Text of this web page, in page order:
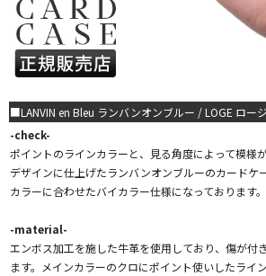
■LANVIN en Bleu ランバンオンブルー / LOGE ロー
-check-
ポイントのラインカラーと、見る角度によって模様
デザインに仕上げたランバンオンブルーのカードケ
カラーに合わせたバイカラー仕様になっております。
-material-
エンボス加工を施した牛革を使用しており、傷が付
ます。メインカラーのクロにポイント使いしたライ